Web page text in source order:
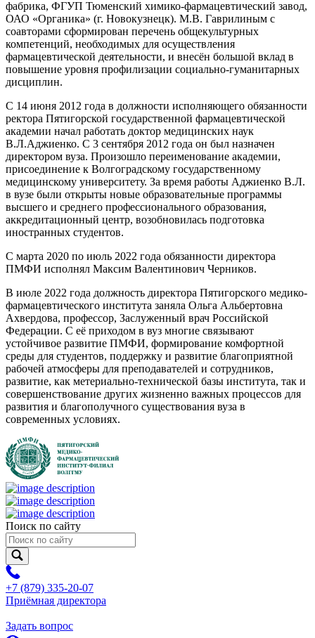
фабрика, ФГУП Тюменский химико-фармацевтический завод,
ОАО «Органика» (г. Новокузнецк). М.В. Гаврилиным с
соавторами сформирован перечень общекультурных
компетенций, необходимых для осуществления
фармацевтической деятельности, и внесён большой вклад в
повышение уровня профилизации социально-гуманитарных
дисциплин.
С 14 июня 2012 года в должности исполняющего обязанности
ректора Пятигорской государственной фармацевтической
академии начал работать доктор медицинских наук
В.Л.Аджиенко. С 3 сентября 2012 года он был назначен
директором вуза. Произошло переименование академии,
присоединение к Волгоградскому государственному
медицинскому университету. За время работы Аджиенко В.Л.
в вузе были открыты новые образовательные программы
высшего и среднего профессионального образования,
аккредитационный центр, возобновилась подготовка
иностранных студентов.
С марта 2020 по июль 2022 года обязанности директора
ПМФИ исполнял Максим Валентинович Черников.
В июле 2022 года должность директора Пятигорского медико-
фармацевтического института заняла Ольга Альбертовна
Ахвердова, профессор, Заслуженный врач Российской
Федерации. С её приходом в вуз многие связывают
устойчивое развитие ПМФИ, формирование комфортной
среды для студентов, поддержку и развитие благоприятной
рабочей атмосферы для преподавателей и сотрудников,
развитие, как метериально-технической базы института, так и
совершенствование других жизненно важных процессов для
развития и благополучного существования вуза в
современных условиях.
Поиск по сайту
+7 (879) 335-20-07
Приёмная директора
Задать вопрос